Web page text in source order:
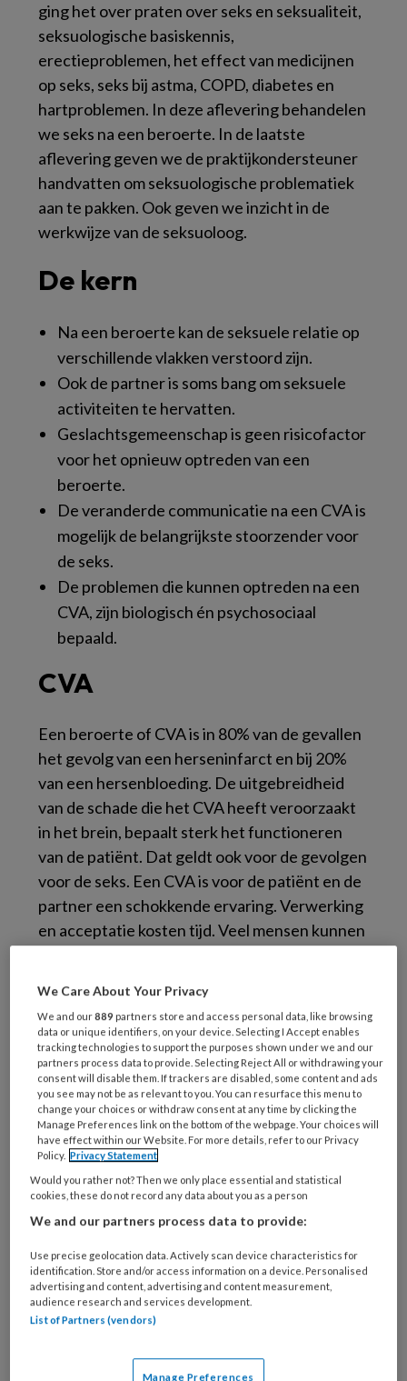
ging het over praten over seks en seksualiteit,
seksuologische basiskennis,
erectieproblemen, het effect van medicijnen
op seks, seks bij astma, COPD, diabetes en
hartproblemen. In deze aflevering behandelen
we seks na een beroerte. In de laatste
aflevering geven we de praktijkondersteuner
handvatten om seksuologische problematiek
aan te pakken. Ook geven we inzicht in de
werkwijze van de seksuoloog.
De kern
Na een beroerte kan de seksuele relatie op
verschillende vlakken verstoord zijn.
Ook de partner is soms bang om seksuele
activiteiten te hervatten.
Geslachtsgemeenschap is geen risicofactor
voor het opnieuw optreden van een
beroerte.
De veranderde communicatie na een CVA is
mogelijk de belangrijkste stoorzender voor
de seks.
De problemen die kunnen optreden na een
CVA, zijn biologisch én psychosociaal
bepaald.
CVA
Een beroerte of CVA is in 80% van de gevallen
het gevolg van een herseninfarct en bij 20%
van een hersenbloeding. De uitgebreidheid
van de schade die het CVA heeft veroorzaakt
in het brein, bepaalt sterk het functioneren
van de patiënt. Dat geldt ook voor de gevolgen
voor de seks. Een CVA is voor de patiënt en de
partner een schokkende ervaring. Verwerking
en acceptatie kosten tijd. Veel mensen kunnen
patiënten duidelijk dat ze niet tevreden zijn
over hun seksleven. Mogelijk speelt hierbij de
onvrede over het leven in het algemeen ook
een rol. Ook de partners zijn minder tevreden
over de seks. Een deel van de patiënten had
overigens ook voor het CVA al problemen met
de seks, samenhangend met cardiovasculaire
problemen.1
Aandacht
Patiënten die een CVA hebben gekregen in
het rechterdeel van hun hersenen, hebben
eerder last van problemen met de seks. De
belangrijke rol in algemene zin als het gaat om
We Care About Your Privacy
We and our889 partners store and access personal data, like browsing
data or unique identifiers, on your device. Selecting I Accept enables
tracking technologies to support the purposes shown under we and our
partners process data to provide. Selecting Reject All or withdrawing your
consent will disable them. If trackers are disabled, some content and ads
you see may not be as relevant to you. You can resurface this menu to
change your choices or withdraw consent at any time by clicking the
Manage Preferences link on the bottom of the webpage. Your choices will
have effect within our Website. For more details, refer to our Privacy
Policy. Privacy Statement
Would you rather not? Then we only place essential and statistical
cookies, these do not record any data about you as a person
We and our partners process data to provide:
Use precise geolocation data. Actively scan device characteristics for
identification. Store and/or access information on a device. Personalised
advertising and content, advertising and content measurement,
audience research and services development.
List of Partners (vendors)
Manage Preferences